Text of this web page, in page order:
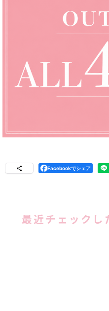
Facebookでシェア
最近チェックし